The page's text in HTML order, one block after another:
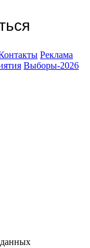
Реклама
Выборы-2026